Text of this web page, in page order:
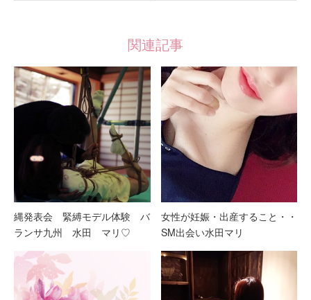
関連記事
縄発表会 緊縛モデル体験 バ
ランサ九州 水田 マリ♡
女性が妊娠・出産すること・・
SM出会い水田マリ